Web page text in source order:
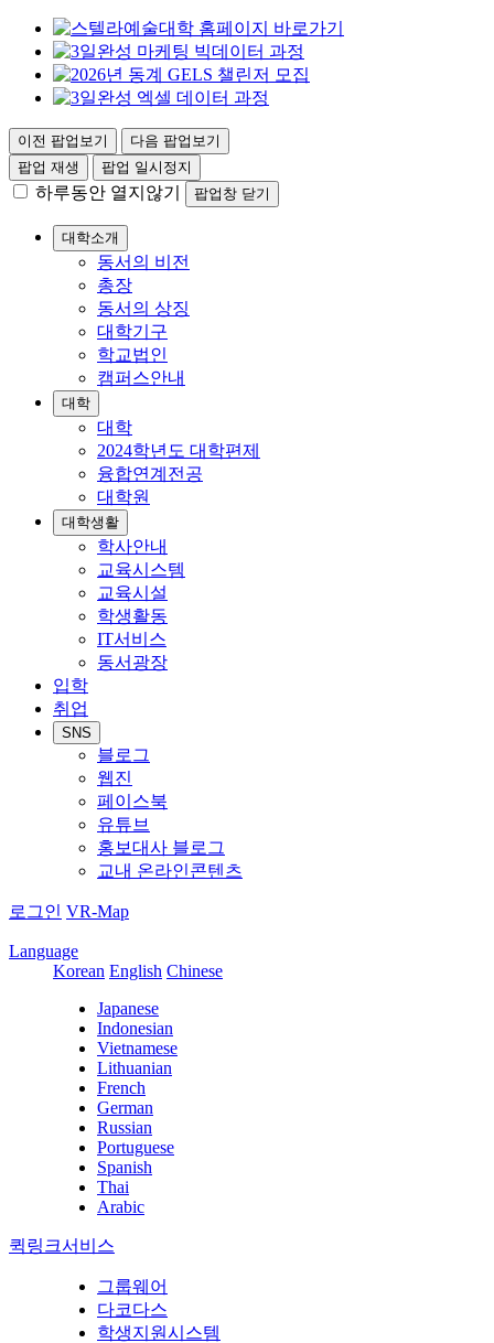
이전 팝업보기
다음 팝업보기
팝업 재생
팝업 일시정지
하루동안 열지않기 팝업창 닫기
대학소개
동서의 비전
총장
동서의 상징
대학기구
학교법인
캠퍼스안내
대학
대학
2024학년도 대학편제
융합연계전공
대학원
대학생활
학사안내
교육시스템
교육시설
학생활동
IT서비스
동서광장
입학
취업
SNS
블로그
웹진
페이스북
유튜브
홍보대사 블로그
교내 온라인콘텐츠
로그인 VR-Map
Language
Korean English Chinese
Japanese
Indonesian
Vietnamese
Lithuanian
French
German
Russian
Portuguese
Spanish
Thai
Arabic
퀵링크서비스
그룹웨어
다코다스
학생지원시스템